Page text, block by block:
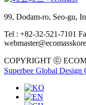
99, Dodam-ro, Seo-gu,
Tel : +82-32-521-7101
COPYRIGHT ⓒ
Superbee Global Design